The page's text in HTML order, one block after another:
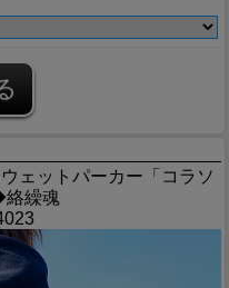
ェットパーカー「コラソ
絡繰魂